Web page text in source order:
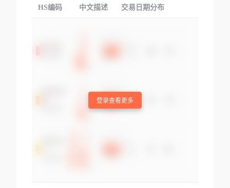
HS编码 中文描述 交易日期分布
登录查看更多